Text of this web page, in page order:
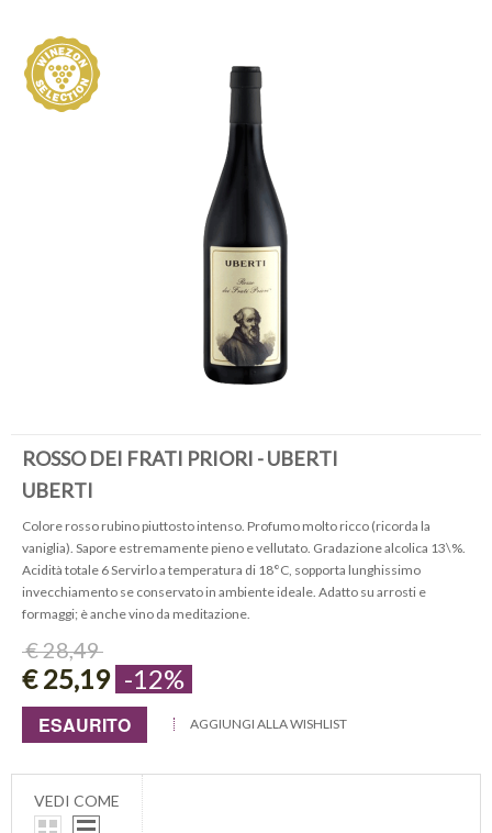
ROSSO DEI FRATI PRIORI - UBERTI
UBERTI
Colore rosso rubino piuttosto intenso. Profumo molto ricco (ricorda la
vaniglia). Sapore estremamente pieno e vellutato. Gradazione alcolica 13\%.
Acidità totale 6 Servirlo a temperatura di 18°C, sopporta lunghissimo
invecchiamento se conservato in ambiente ideale. Adatto su arrosti e
formaggi; è anche vino da meditazione.
€ 28,49
€ 25,19 -12%
ESAURITO AGGIUNGI ALLA WISHLIST
VEDI COME